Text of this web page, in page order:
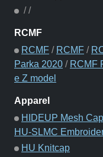
//
RCMF
RCMF / RCMF /
Parka 2020 / RCMF
e Z model
Apparel
HIDEUP Mesh
HU-SLMC
HU Knitcap